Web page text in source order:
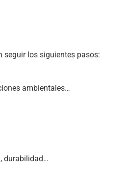
seguir los siguientes pasos:
ambientales…
durabilidad…